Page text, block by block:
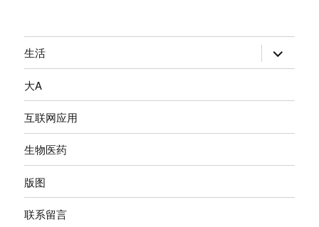
生活
开
大A
互联网应用
生物医药
版图
联系留言